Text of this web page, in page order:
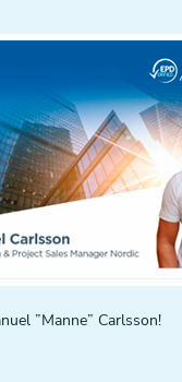
”Manne” Carlsson!